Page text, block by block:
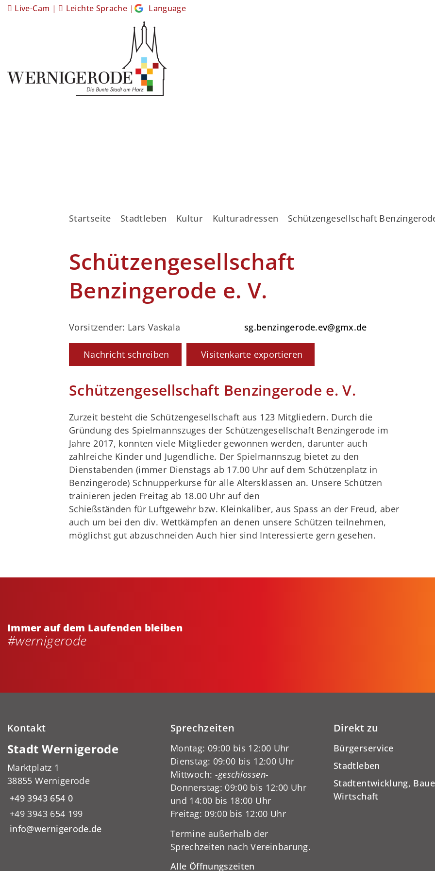
Live-Cam | Leichte Sprache | Language
Startseite Stadtleben Kultur Kulturadressen Schützengesellschaft
Schützengesellschaft
Benzingerode e. V.
Vorsitzender: Lars Vaskala sg.benzingerode.ev@gmx.de
Nachricht schreiben Visitenkarte exportieren
Schützengesellschaft Benzingerode e. V.
Zurzeit besteht die Schützengesellschaft aus 123 Mitgliedern. Durch die
Gründung des Spielmannszuges der Schützengesellschaft Benzingerode im
Jahre 2017, konnten viele Mitglieder gewonnen werden, darunter auch
zahlreiche Kinder und Jugendliche. Der Spielmannszug bietet zu den
Dienstabenden (immer Dienstags ab 17.00 Uhr auf dem Schützenplatz in
Benzingerode) Schnupperkurse für alle Altersklassen an. Unsere Schützen
trainieren jeden Freitag ab 18.00 Uhr auf den
Schießständen für Luftgewehr bzw. Kleinkaliber, aus Spass an der Freud, aber
auch um bei den div. Wettkämpfen an denen unsere Schützen teilnehmen,
möglichst gut abzuschneiden Auch hier sind Interessierte gern gesehen.
Immer auf dem Laufenden bleiben
#wernigerode
Kontakt
Stadt Wernigerode
Marktplatz 1
38855 Wernigerode
+49 3943 654 0
+49 3943 654 199
info@wernigerode.de
Sprechzeiten
Montag: 09:00 bis 12:00 Uhr
Dienstag: 09:00 bis 12:00 Uhr
Mittwoch: -geschlossen-
Donnerstag: 09:00 bis 12:00 Uhr
und 14:00 bis 18:00 Uhr
Freitag: 09:00 bis 12:00 Uhr
Termine außerhalb der
Sprechzeiten nach Vereinbarung.
Alle Öffnungszeiten
Direkt zu
Bürgerservice
Stadtleben
Stadtentwicklung,
Wirtschaft